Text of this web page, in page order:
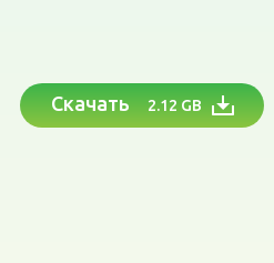
Скачать 2.12 GB